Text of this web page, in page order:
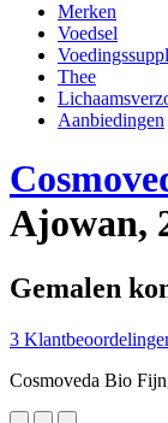
Merken
Voedsel
Thee
Aanbiedingen
Ajowan,
Gemalen
3
Cosmoveda Bio